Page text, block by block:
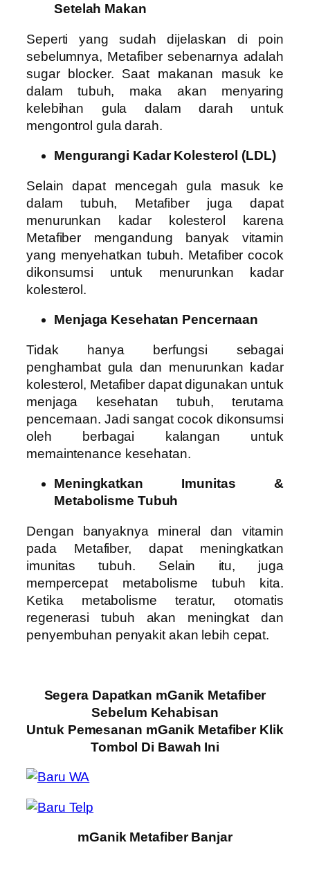
Setelah Makan
Seperti yang sudah dijelaskan di poin
sebelumnya, Metafiber sebenarnya adalah
sugar blocker. Saat makanan masuk ke
dalam tubuh, maka akan menyaring
kelebihan gula dalam darah untuk
mengontrol gula darah.
Mengurangi Kadar Kolesterol (LDL)
Selain dapat mencegah gula masuk ke
dalam tubuh, Metafiber juga dapat
menurunkan kadar kolesterol karena
Metafiber mengandung banyak vitamin
yang menyehatkan tubuh. Metafiber cocok
dikonsumsi untuk menurunkan kadar
kolesterol.
Menjaga Kesehatan Pencernaan
Tidak hanya berfungsi sebagai
penghambat gula dan menurunkan kadar
kolesterol, Metafiber dapat digunakan untuk
menjaga kesehatan tubuh, terutama
pencernaan. Jadi sangat cocok dikonsumsi
oleh berbagai kalangan untuk
memaintenance kesehatan.
Meningkatkan Imunitas &
Metabolisme Tubuh
Dengan banyaknya mineral dan vitamin
pada Metafiber, dapat meningkatkan
imunitas tubuh. Selain itu, juga
mempercepat metabolisme tubuh kita.
Ketika metabolisme teratur, otomatis
regenerasi tubuh akan meningkat dan
penyembuhan penyakit akan lebih cepat.
Segera Dapatkan mGanik Metafiber
Sebelum Kehabisan
Untuk Pemesanan mGanik Metafiber Klik
Tombol Di Bawah Ini
mGanik Metafiber Banjar